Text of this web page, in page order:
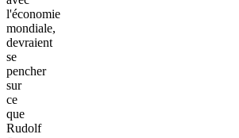
l'économie
mondiale,
devraient
se
pencher
sur
ce
que
Rudolf